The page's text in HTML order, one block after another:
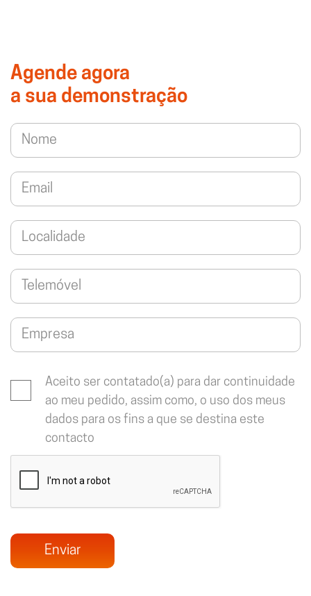
Agende agora
a sua demonstração
Aceito ser contatado(a) para dar continuidade
ao meu pedido, assim como, o uso dos meus
dados para os fins a que se destina este
contacto
Enviar